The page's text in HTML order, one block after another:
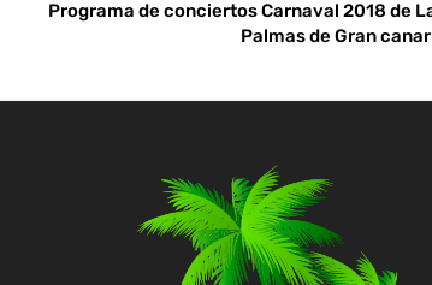
Programa de conciertos Carnaval 2018 de
Palmas de Gran